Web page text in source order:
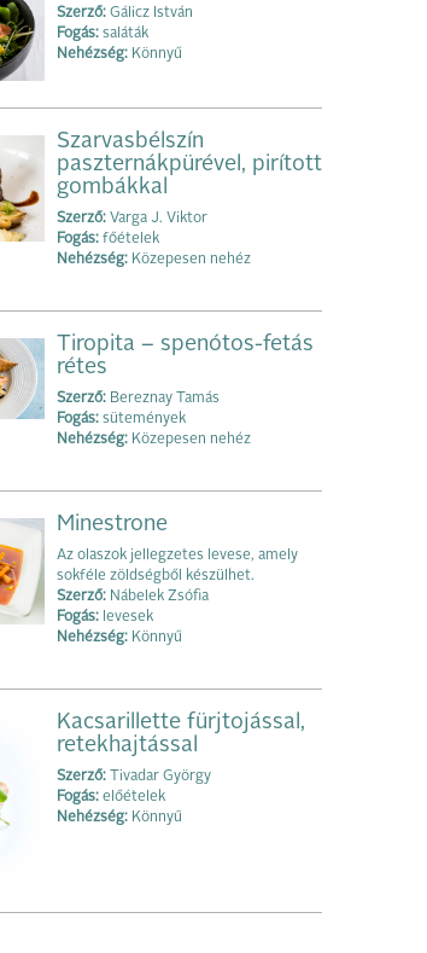
Szerző: Gálicz István
Fogás: saláták
Nehézség: Könnyű
Szarvasbélszín
paszternákpürével, pirított
gombákkal
Szerző: Varga J. Viktor
Fogás: főételek
Nehézség: Közepesen nehéz
Tiropita – spenótos-fetás
rétes
Szerző: Bereznay Tamás
Fogás: sütemények
Nehézség: Közepesen nehéz
Minestrone
Az olaszok jellegzetes levese, amely
sokféle zöldségből készülhet.
Szerző: Nábelek Zsófia
Fogás: levesek
Nehézség: Könnyű
Kacsarillette fürjtojással,
retekhajtással
Szerző: Tivadar György
Fogás: előételek
Nehézség: Könnyű